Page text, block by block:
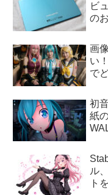
ビ
の
画
い
で
初
紙
ル
ト